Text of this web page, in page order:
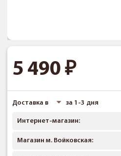
5 490
Доставка в за 1-3 дня
Интернет-магазин:
Магазин м. Войковская: